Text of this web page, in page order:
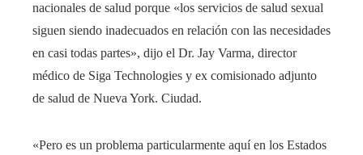
nacionales de salud porque «los servicios de salud sexual
siguen siendo inadecuados en relación con las necesidades
en casi todas partes», dijo el Dr. Jay Varma, director
médico de Siga Technologies y ex comisionado adjunto
de salud de Nueva York. Ciudad.
«Pero es un problema particularmente aquí en los Estados